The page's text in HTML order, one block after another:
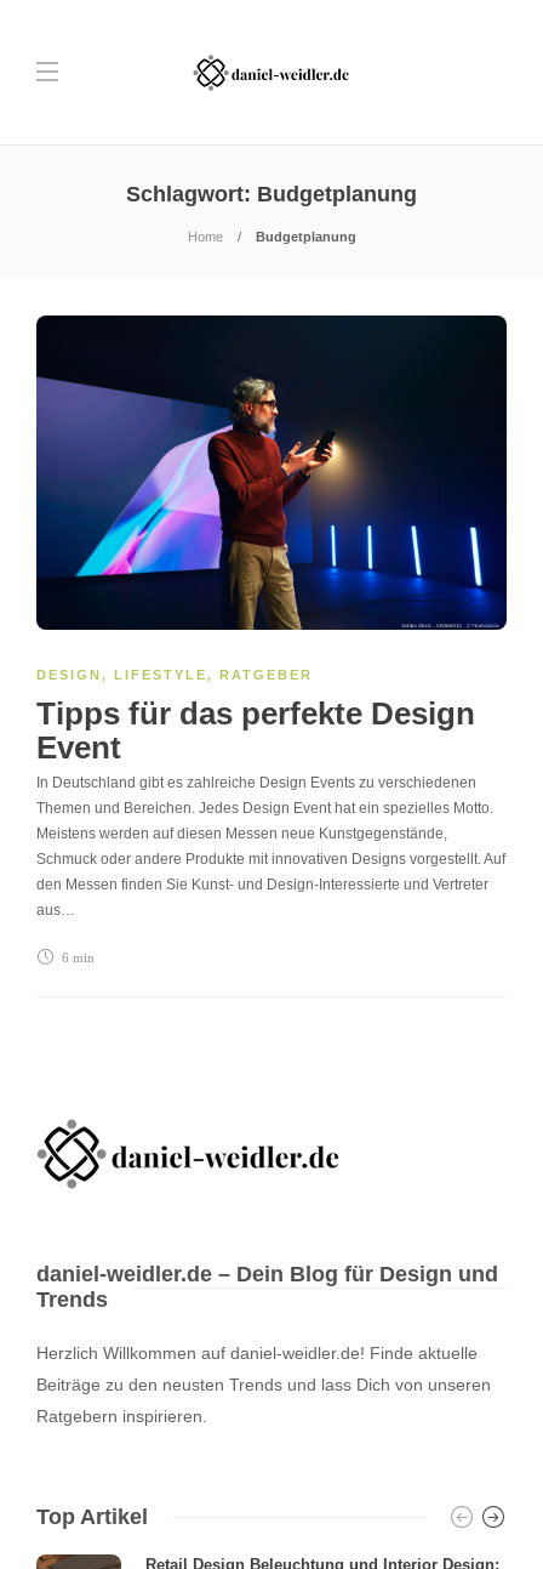
Schlagwort: Budgetplanung
Home Budgetplanung
DESIGN, LIFESTYLE, RATGEBER
Tipps für das perfekte Design
Event
In Deutschland gibt es zahlreiche Design Events zu verschiedenen
Themen und Bereichen. Jedes Design Event hat ein spezielles Motto.
Meistens werden auf diesen Messen neue Kunstgegenstände,
Schmuck oder andere Produkte mit innovativen Designs vorgestellt. Auf
den Messen finden Sie Kunst- und Design-Interessierte und Vertreter
aus…
6 min
daniel-weidler.de – Dein Blog für Design und
Trends
Herzlich Willkommen auf daniel-weidler.de! Finde aktuelle
Beiträge zu den neusten Trends und lass Dich von unseren
Ratgebern inspirieren.
Top Artikel
Retail Design Beleuchtung und Interior Design: